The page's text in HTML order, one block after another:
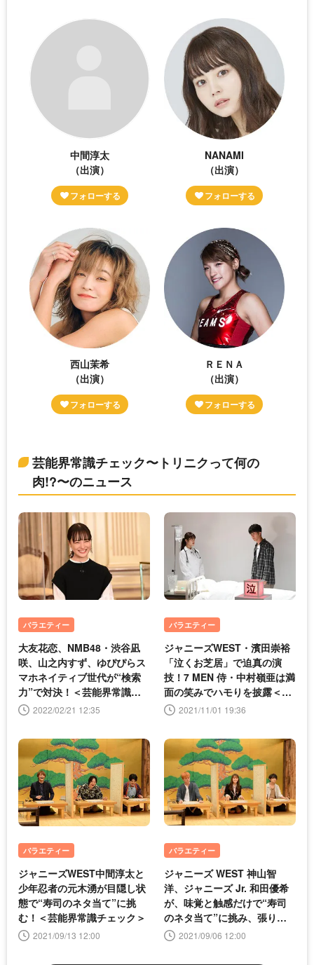
中間淳太
（出演）
NANAMI
（出演）
西山茉希
（出演）
ＲＥＮＡ
（出演）
芸能界常識チェック〜トリニクって何の
肉!?〜のニュース
バラエティー
大友花恋、NMB48・渋谷凪
咲、山之内すず、ゆぴぴらス
マホネイティブ世代が“検索
力”で対決！＜芸能界常識チ
ェック＞
2022/02/21 12:35
バラエティー
ジャニーズWEST・濱田崇裕
「泣くお芝居」で迫真の演
技！7 MEN 侍・中村嶺亜は満
面の笑みでハモりを披露＜芸
能界常識チェック＞
2021/11/01 19:36
バラエティー
ジャニーズWEST中間淳太と
少年忍者の元木湧が目隠し状
態で“寿司のネタ当て”に挑
む！＜芸能界常識チェック＞
2021/09/13 12:00
バラエティー
ジャニーズ WEST 神山智
洋、ジャニーズ Jr. 和田優希
が、味覚と触感だけで“寿司
のネタ当て”に挑み、張り合
う！＜芸能界常識チェック＞
2021/09/06 12:00